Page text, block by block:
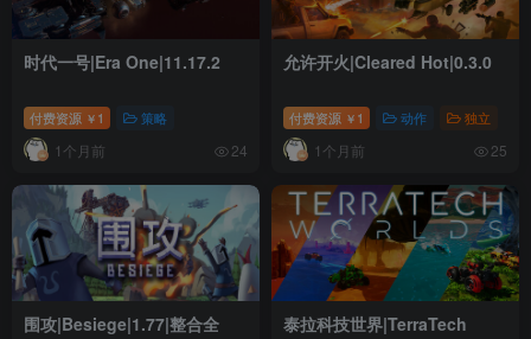
时代一号|Era One|11.17.2
付费资源 ￥ 1 策略
1个月前 24
允许开火|Cleared Hot|0.3.0
付费资源 ￥ 1 动作 独立
1个月前 25
围攻|Besiege|1.77|整合全
泰拉科技世界|TerraTech